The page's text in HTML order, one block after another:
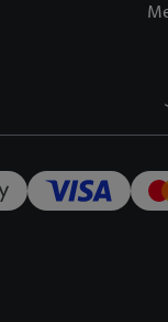
werden, damit
Nutzung der
„Zustimmen“
genannten Partner
jederzeit mit
nachfolgend